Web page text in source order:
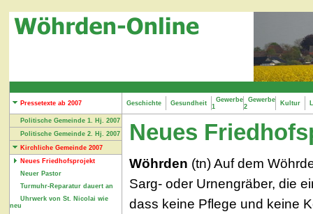
Pressetexte ab 2007 Geschichte Gesundheit
Gewerbe
1
Gewerbe
2
Kultur
Politische Gemeinde 1. Hj. 2007
Politische Gemeinde 2. Hj. 2007
Kirchliche Gemeinde 2007
Neues Friedhofsprojekt
Neuer Pastor
Turmuhr-Reparatur dauert an
Uhrwerk von St. Nicolai wie
neu
Neues
Wöhrden (tn) Auf dem
Sarg- oder Urnengräber, die
dass keine Pflege und keine